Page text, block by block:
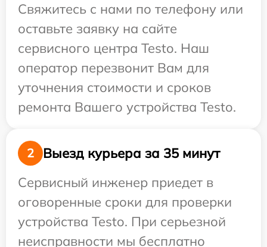
Свяжитесь с нами по телефону или
оставьте заявку на сайте
сервисного центра Testo. Наш
оператор перезвонит Вам для
уточнения стоимости и сроков
ремонта Вашего устройства Testo.
2
Выезд курьера за 35 минут
Сервисный инженер приедет в
оговоренные сроки для проверки
устройства Testo. При серьезной
неисправности мы бесплатно